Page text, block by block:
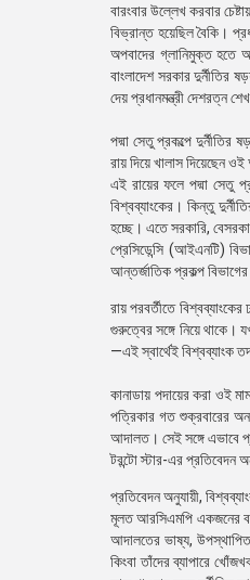
বারংবার উল্লেখ করবার
বিভ্রান্ত হয়েছিল বৈকি।
অপবাদের গ্লানিমুক্ত হতে
বাংলাদেশ সরকার দুর্নীতির
দেয় প্রধানমন্ত্রী দেশরত্ন
পদ্মা সেতু প্রকল্পে দুর্নীতির
রায় দিয়ে খালাস দিয়েছেন
এই রায়ের ফলে পদ্মা সেতু
বিশ্বব্যাংকের। কিন্তু
হচ্ছে। এতে সরকারি,
প্রেসিডেন্সি (আইএনটি)
আন্তর্জাতিক প্রকল্প
রায় পরবর্তীতে
গুরুত্বের সঙ্গে নিয়ে থাকে।
—এই স্বার্থেই বিশ্বব্যাংক
কানাডায় পদায়ের করা ওই
পত্রিকার গত শুক্রবারের
আদালত। সেই সঙ্গে এভাবে
টরন্টো স্টার-এর প্রতিবেদন
প্রতিবেদন অনুযায়ী,
মূলত আরসিএমপি একজনের
আদালতের ভাষ্য,
কিংবা তাঁদের ব্যাপারে